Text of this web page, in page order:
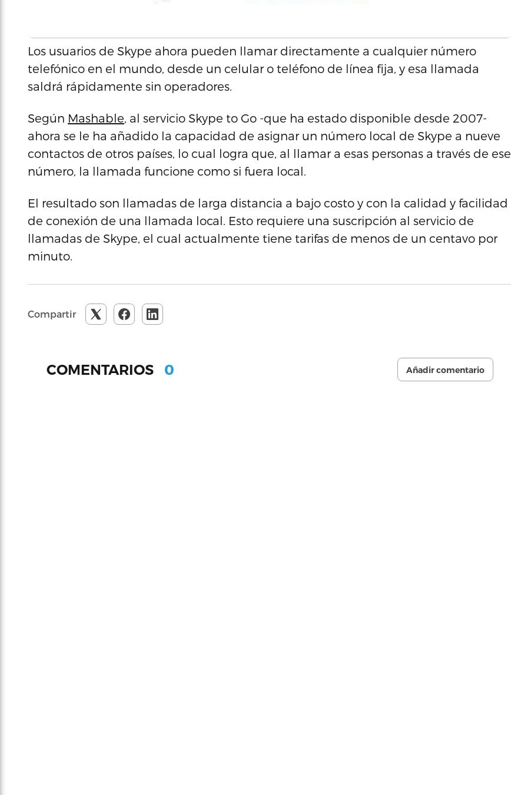
Los usuarios de Skype ahora pueden llamar directamente a cualquier número
telefónico en el mundo, desde un celular o teléfono de línea fija, y esa llamada
saldrá rápidamente sin operadores.
Según Mashable, al servicio Skype to Go -que ha estado disponible desde 2007-
ahora se le ha añadido la capacidad de asignar un número local de Skype a nueve
contactos de otros países, lo cual logra que, al llamar a esas personas a través de ese
número, la llamada funcione como si fuera local.
El resultado son llamadas de larga distancia a bajo costo y con la calidad y facilidad
de conexión de una llamada local. Esto requiere una suscripción al servicio de
llamadas de Skype, el cual actualmente tiene tarifas de menos de un centavo por
minuto.
Compartir
COMENTARIOS 0 Añadir comentario